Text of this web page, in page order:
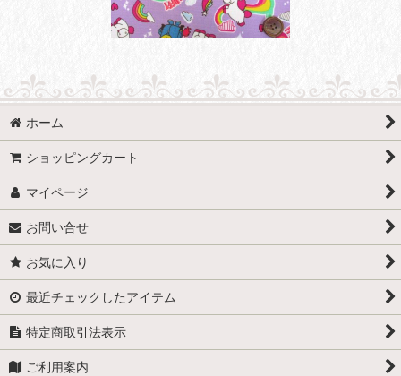
ホーム
ショッピングカート
マイページ
お問い合せ
お気に入り
最近チェックしたアイテム
特定商取引法表示
ご利用案内